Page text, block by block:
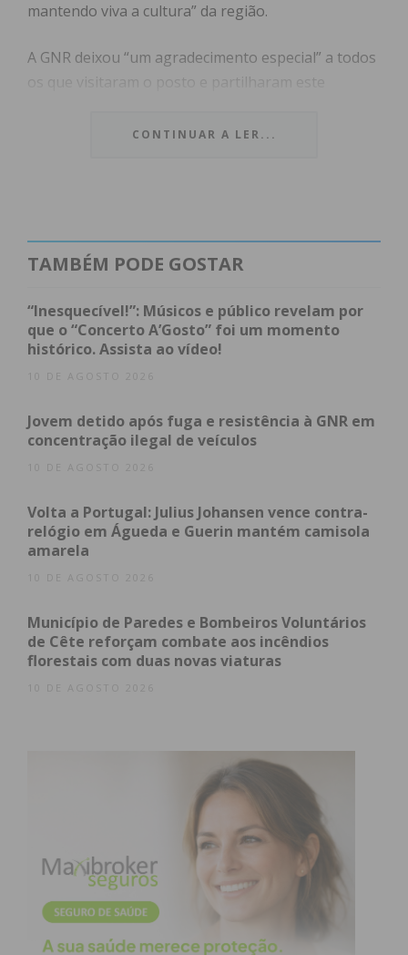
mantendo viva a cultura” da região.
A GNR deixou “um agradecimento especial” a todos
os que visitaram o posto e partilharam este
“Juntos, preservamos a tradição e promovemos a
Subscreva a newsletter do
Imediato
Assine nossa newsletter por e-mail e
obtenha de forma regular a informação
condições
CONTINUAR A LER...
TAMBÉM PODE GOSTAR
“Inesquecível!”: Músicos e público revelam por
que o “Concerto A’Gosto” foi um momento
histórico. Assista ao vídeo!
10 DE AGOSTO 2026
Jovem detido após fuga e resistência à GNR em
concentração ilegal de veículos
10 DE AGOSTO 2026
Volta a Portugal: Julius Johansen vence contra-
relógio em Águeda e Guerin mantém camisola
amarela
10 DE AGOSTO 2026
Município de Paredes e Bombeiros Voluntários
de Cête reforçam combate aos incêndios
florestais com duas novas viaturas
10 DE AGOSTO 2026